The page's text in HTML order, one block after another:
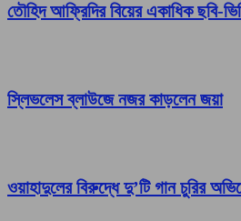
তৌহিদ আফ্রিদির বিয়ের একাধিক ছবি-
স্লিভলেস ব্লাউজে নজর কাড়লেন জয়া
ওয়াহাদুলের বিরুদ্ধে দু’টি গান চুরির